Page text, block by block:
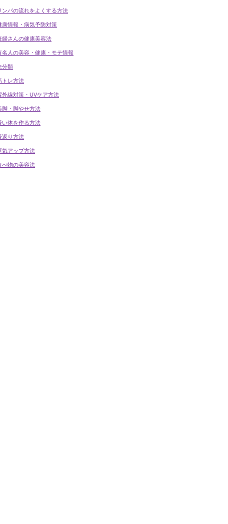
ンパの流れをよくする方法
康情報・病気予防対策
婦さんの健康美容法
名人の美容・健康・モテ情報
分類
トレ方法
外線対策・UVケア方法
脚・脚やせ方法
い体を作る方法
返り方法
気アップ方法
べ物の美容法